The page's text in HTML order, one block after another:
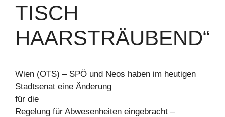
TISCH
HAARSTRÄUBEND“
Wien (OTS) – SPÖ und Neos haben im heutigen
Stadtsenat eine Änderung
für die
Regelung für Abwesenheiten eingebracht –